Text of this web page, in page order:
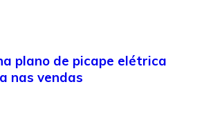
plano de picape elétrica
nas vendas